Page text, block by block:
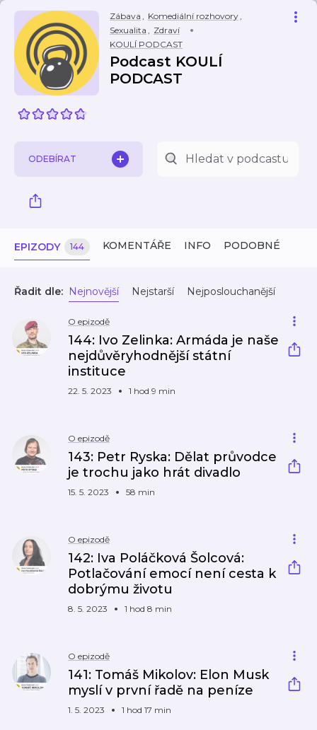
Zábava , Komediální rozhovory,
Sexualita , Zdraví
KOULÍ PODCAST
Podcast KOULÍ
PODCAST
ODEBÍRAT
EPIZODY 144 KOMENTÁŘE INFO PODOBNÉ
Řadit dle: Nejnovější Nejstarší Nejposlouchanější
O epizodě
144: Ivo Zelinka: Armáda je naše
nejdůvěryhodnější státní
instituce
22. 5. 2023 1 hod 9 min
O epizodě
143: Petr Ryska: Dělat průvodce
je trochu jako hrát divadlo
15. 5. 2023 58 min
O epizodě
142: Iva Poláčková Šolcová:
Potlačování emocí není cesta k
dobrýmu životu
8. 5. 2023 1 hod 8 min
O epizodě
141: Tomáš Mikolov: Elon Musk
myslí v první řadě na peníze
1. 5. 2023 1 hod 17 min